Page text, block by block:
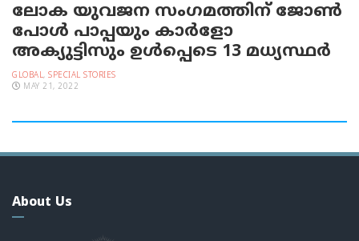
ലോക യുവജന സംഗമത്തിന് ജോൺ
പോൾ പാപ്പയും കാര്‍ളോ
അക്യുട്ടിസും ഉൾപ്പെടെ 13 മധ്യസ്ഥർ
GLOBAL, SPECIAL STORIES
MAY 21, 2022
About Us